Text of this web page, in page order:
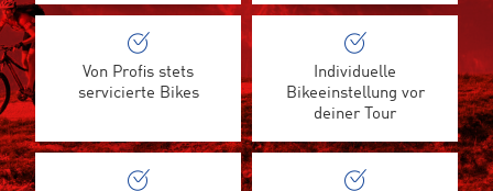
Von Profis stets
servicierte Bikes
Individuelle
Bikeeinstellung vor
deiner Tour